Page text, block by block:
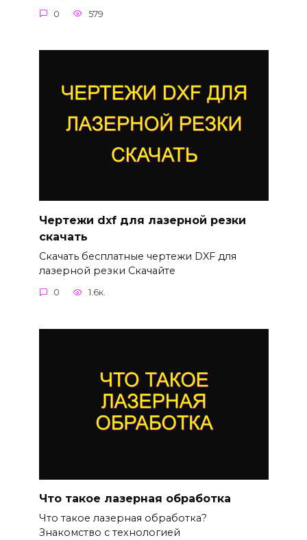
0 579
Чертежи dxf для лазерной резки
скачать
Скачать бесплатные чертежи DXF для
лазерной резки Скачайте
0 1.6к.
Что такое лазерная обработка
Что такое лазерная обработка?
Знакомство с технологией